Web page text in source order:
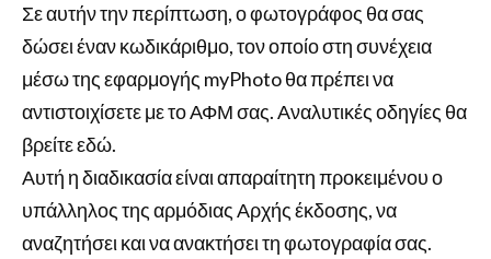
Σε αυτήν την περίπτωση, ο φωτογράφος θα σας
δώσει έναν κωδικάριθμο, τον οποίο στη συνέχεια
μέσω της εφαρμογής myPhoto θα πρέπει να
αντιστοιχίσετε με το ΑΦΜ σας. Αναλυτικές οδηγίες θα
βρείτε εδώ.
Αυτή η διαδικασία είναι απαραίτητη προκειμένου ο
υπάλληλος της αρμόδιας Αρχής έκδοσης, να
αναζητήσει και να ανακτήσει τη φωτογραφία σας.